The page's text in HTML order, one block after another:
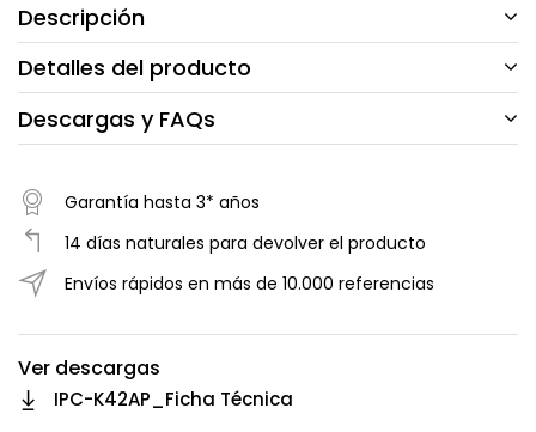
Descripción
Detalles del producto
Descargas y FAQs
Garantía hasta 3* años
14 días naturales para devolver el producto
Envíos rápidos en más de 10.000 referencias
Ver descargas
IPC-K42AP_Ficha Técnica